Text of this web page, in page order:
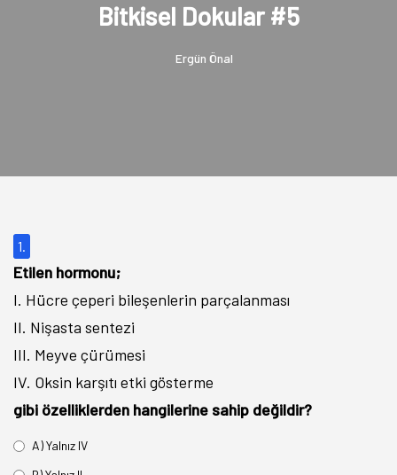
Bitkisel Dokular #5
Ergün Önal
1.
Etilen hormonu;
I. Hücre çeperi bileşenlerin parçalanması
II. Nişasta sentezi
III. Meyve çürümesi
IV. Oksin karşıtı etki gösterme
gibi özelliklerden hangilerine sahip değildir?
A) Yalnız IV